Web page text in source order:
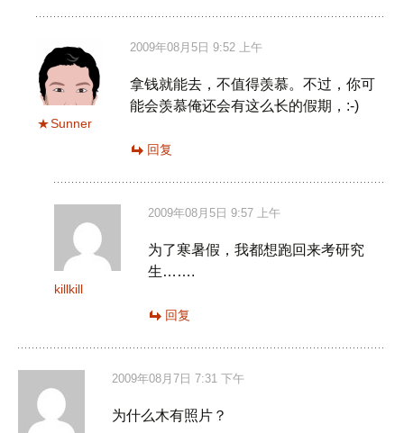
Sunner
2009年08月5日 9:52 上午
拿钱就能去，不值得羡慕。不过，你可
能会羡慕俺还会有这么长的假期，:-)
回复
killkill
2009年08月5日 9:57 上午
为了寒暑假，我都想跑回来考研究
生…….
回复
2009年08月7日 7:31 下午
为什么木有照片？